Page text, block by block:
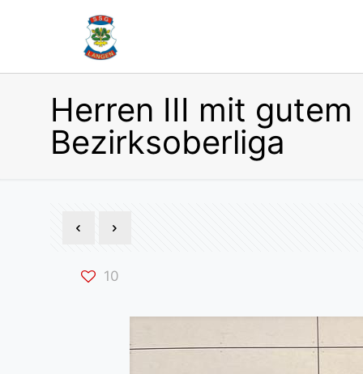
Herren III mit
Bezirksoberliga
10